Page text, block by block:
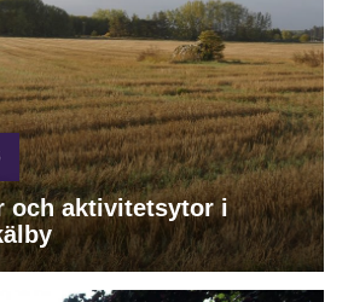
och aktivitetsytor i